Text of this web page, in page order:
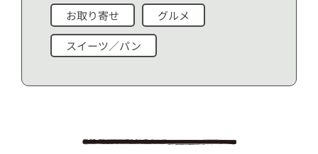
お取り寄せ グルメ
スイーツ／パン